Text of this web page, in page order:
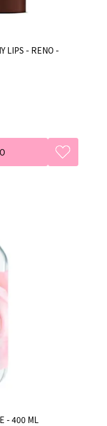
LIPS - RENO -
- 400 ML